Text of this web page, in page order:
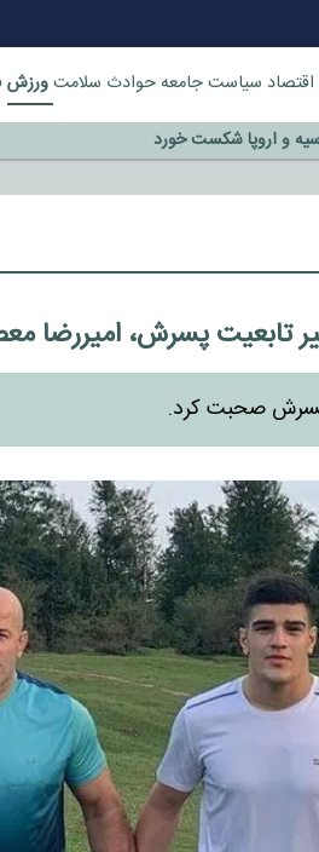
اقتصاد سیاستجامعهحوادث سلامتورزش
تابعیت پسرش، امیررضا
پسرش صحبت کرد.